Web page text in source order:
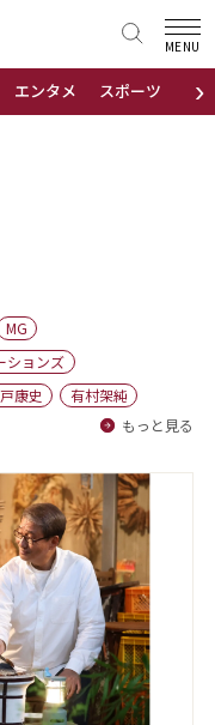
›
エンタメ スポーツ 地域
MENU
MG
ションズ
康史
有村架純
もっと見る